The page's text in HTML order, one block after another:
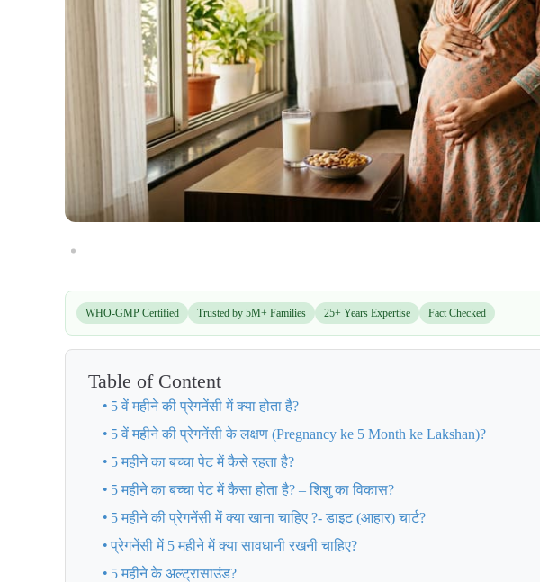
WHO-GMP Certified Trusted by 5M+ Families 25+ Years Expertise Fact Checked
Table of Content
5 वें महीने की प्रेगनेंसी में क्या होता है?
5 वें महीने की प्रेगनेंसी के लक्षण (Pregnancy ke 5 Month ke Lakshan)?
5 महीने का बच्चा पेट में कैसे रहता है?
5 महीने का बच्चा पेट में कैसा होता है? – शिशु का विकास?
5 महीने की प्रेगनेंसी में क्या खाना चाहिए ?- डाइट (आहार) चार्ट?
प्रेगनेंसी में 5 महीने में क्या सावधानी रखनी चाहिए?
5 महीने के अल्ट्रासाउंड?